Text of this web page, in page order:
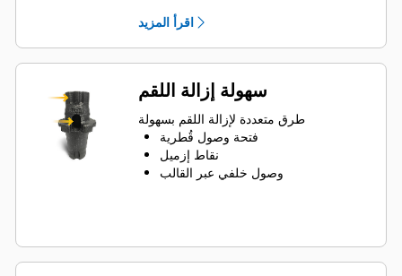
بنسبة 66% من حاملات أدوات نظام
System G
يضمن تصميم حامل الأدوات المقاوم
للدوران الموضع الصحيح لمنع تآكل
القوالب والحاملات
يمكن للماء اختراق فتحة الوصول
القُطرية لحامل الأدوات للمساعدة في
دوران الأسنان من أجل الحفاظ على
تساوي اللقم مع تعرضها للتآكل
تتوفر حاملات أدوات لاستيعاب اللقم ذات
اقرأ المزيد
سهولة إزالة اللقم
طرق متعددة لإزالة اللقم بسهولة
فتحة وصول قُطرية
نقاط إزميل
وصول خلفي عبر القالب